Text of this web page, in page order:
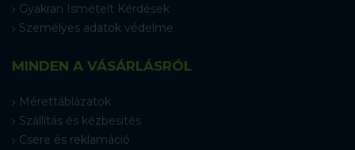
Gyakran Ismételt Kérdések
Személyes adatok védelme
MINDEN A VÁSÁRLÁSRÓL
Mérettáblázatok
Szállítás és kézbesítés
Csere és reklamáció